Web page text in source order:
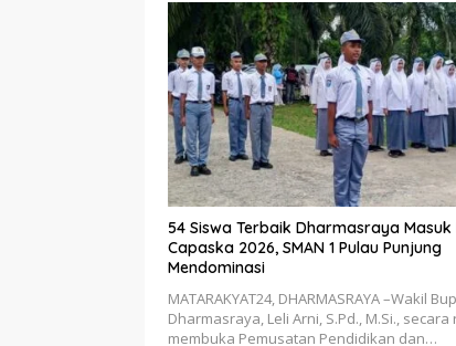
54 Siswa Terbaik Dharmasraya
Capaska 2026, SMAN 1 Pulau Punjung
Mendominasi
MATARAKYAT24, DHARMASRAYA –Wakil
Dharmasraya, Leli Arni, S.Pd., M.Si., secara
membuka Pemusatan Pendidikan dan…